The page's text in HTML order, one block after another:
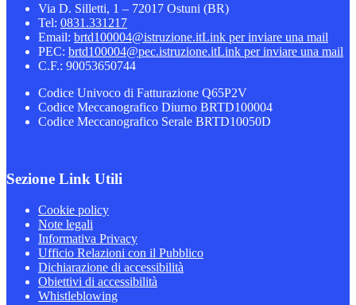
Via D. Silletti, 1 – 72017 Ostuni (BR)
Tel: 0831.331217
Email: brtd100004@istruzione.itLink per inviare una mail
PEC: brtd100004@pec.istruzione.itLink per inviare una mail
C.F.: 90053650744
Codice Univoco di Fatturazione Q65P2V
Codice Meccanografico Diurno BRTD100004
Codice Meccanografico Serale BRTD10050D
Sezione Link Utili
Cookie policy
Note legali
Informativa Privacy
Ufficio Relazioni con il Pubblico
Dichiarazione di accessibilità
Obiettivi di accessibilità
Whistleblowing